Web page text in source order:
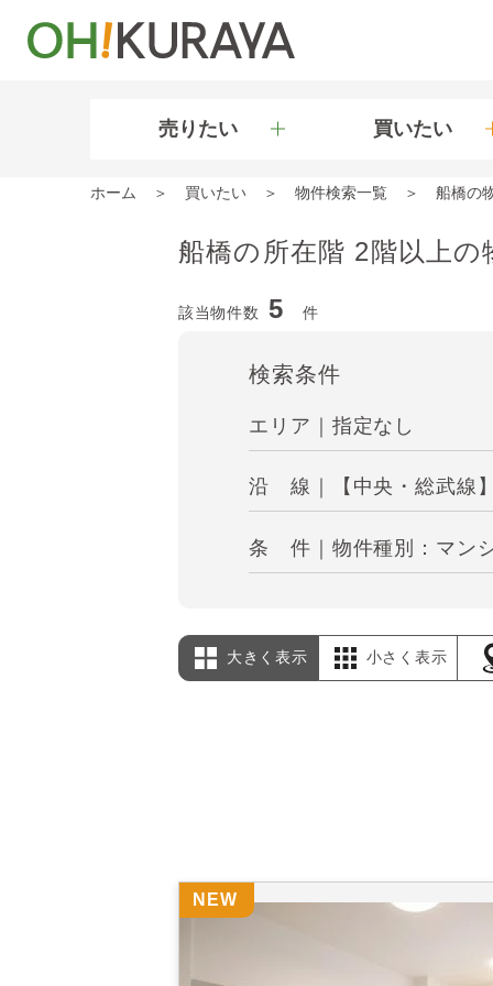
売りたい 買いたい
ホーム 買いたい 物件検索一覧 船橋の
船橋の所在階 2階以上の
該当物件数 5 件
検索条件
エリア｜指定なし
沿 線｜【中央・総武線
条 件｜物件種別：マン
大きく表示 小さく表示
NEW